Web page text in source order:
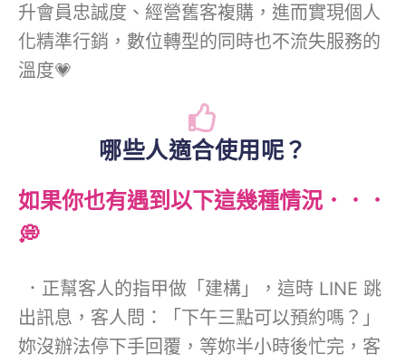
升會員忠誠度、經營舊客複購，進而實現個人
化精準行銷，數位轉型的同時也不流失服務的
溫度💗
哪些人適合使用呢？
如果你也有遇到以下這幾種情況．．．
💭
．正幫客人的指甲做「建構」，這時 LINE 跳
出訊息，客人問：「下午三點可以預約嗎？」
妳沒辦法停下手回覆，等妳半小時後忙完，客